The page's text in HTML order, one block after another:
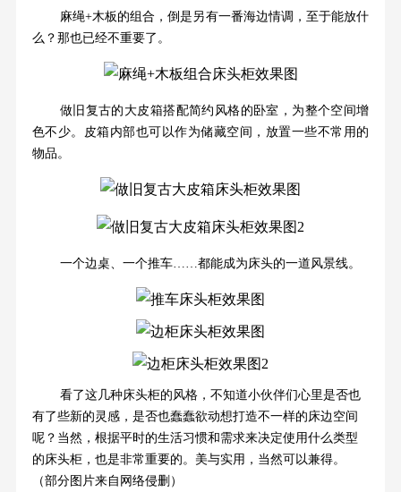
麻绳+木板的组合，倒是另有一番海边情调，至于能放什
么？那也已经不重要了。
做旧复古的大皮箱搭配简约风格的卧室，为整个空间增
色不少。皮箱内部也可以作为储藏空间，放置一些不常用的
物品。
一个边桌、一个推车……都能成为床头的一道风景线。
看了这几种床头柜的风格，不知道小伙伴们心里是否也
有了些新的灵感，是否也蠢蠢欲动想打造不一样的床边空间
呢？当然，根据平时的生活习惯和需求来决定使用什么类型
的床头柜，也是非常重要的。美与实用，当然可以兼得。
（部分图片来自网络侵删）